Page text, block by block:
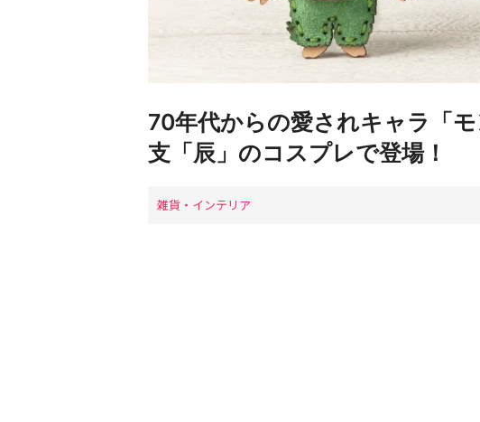
70年代からの愛されキャラ「
支「辰」のコスプレで登場！
雑貨・インテリア